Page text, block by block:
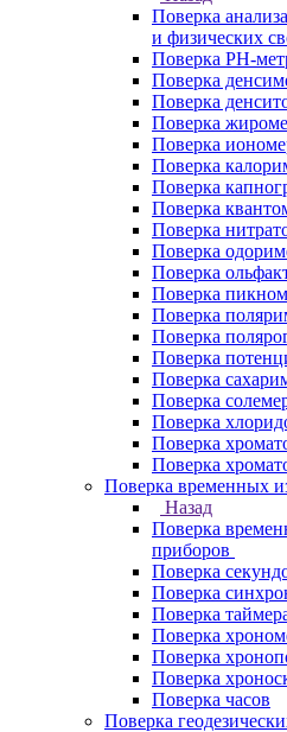
Поверка
и физических
Поверка PH-
Поверка
Поверка
Поверка
Поверка
Поверка
Поверка
Поверка
Поверка
Поверка
Поверка
Поверка
Поверка
Поверка
Поверка
Поверка
Поверка
Поверка
Поверка
Поверка
Поверка временных
Назад
Поверка
приборов
Поверка
Поверка
Поверка
Поверка
Поверка
Поверка
Поверка часов
Поверка